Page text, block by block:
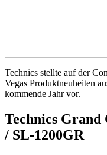
Technics stellte auf der
Vegas Produktneuheiten
kommende Jahr vor.
Technics Grand
/ SL-1200GR